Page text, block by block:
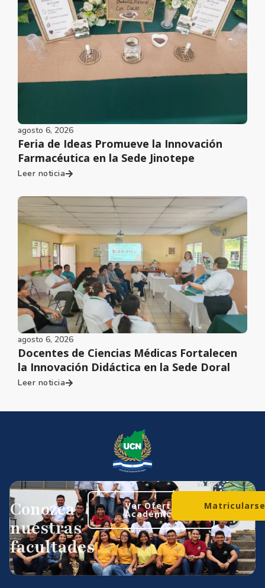
agosto 6, 2026
Feria de Ideas Promueve la Innovación
Farmacéutica en la Sede Jinotepe
Leer noticia
agosto 6, 2026
Docentes de Ciencias Médicas Fortalecen
la Innovación Didáctica en la Sede Doral
Leer noticia
Conozca
nuestras
facultades
Ver Oferta
Académica